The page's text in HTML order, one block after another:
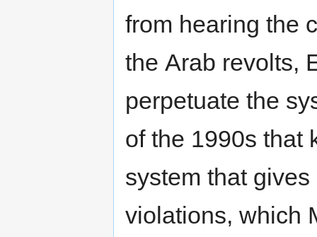
from hearing the
the Arab revolts,
perpetuate the
of the 1990s that
system that
violations, which